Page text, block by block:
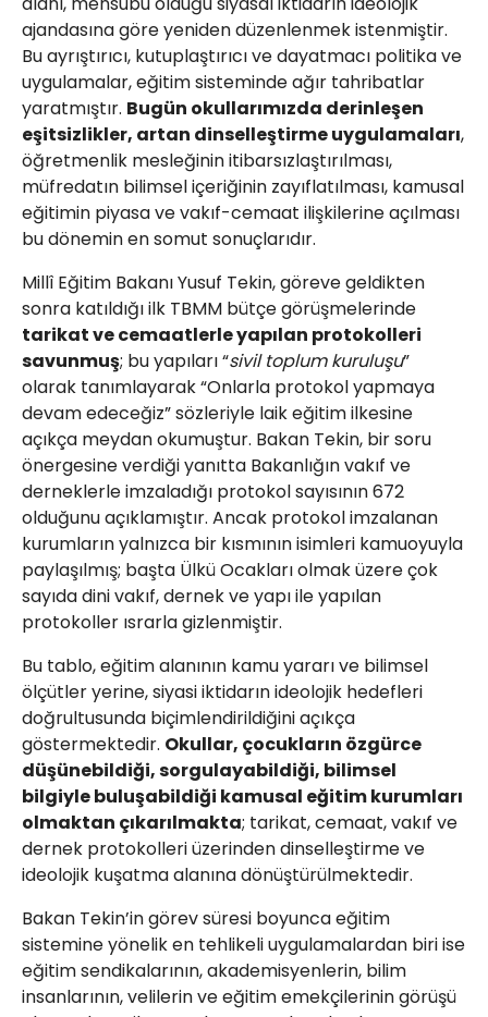
ajandasına göre yeniden düzenlenmek istenmiştir.
Bu ayrıştırıcı, kutuplaştırıcı ve dayatmacı politika ve
uygulamalar, eğitim sisteminde ağır tahribatlar
yaratmıştır. Bugün okullarımızda derinleşen
eşitsizlikler, artan dinselleştirme uygulamaları,
öğretmenlik mesleğinin itibarsızlaştırılması,
müfredatın bilimsel içeriğinin zayıflatılması, kamusal
eğitimin piyasa ve vakıf-cemaat ilişkilerine açılması
bu dönemin en somut sonuçlarıdır.
Millî Eğitim Bakanı Yusuf Tekin, göreve geldikten
sonra katıldığı ilk TBMM bütçe görüşmelerinde
tarikat ve cemaatlerle yapılan protokolleri
savunmuş; bu yapıları “sivil toplum kuruluşu”
olarak tanımlayarak “Onlarla protokol yapmaya
devam edeceğiz” sözleriyle laik eğitim ilkesine
açıkça meydan okumuştur. Bakan Tekin, bir soru
önergesine verdiği yanıtta Bakanlığın vakıf ve
derneklerle imzaladığı protokol sayısının 672
olduğunu açıklamıştır. Ancak protokol imzalanan
kurumların yalnızca bir kısmının isimleri kamuoyuyla
paylaşılmış; başta Ülkü Ocakları olmak üzere çok
sayıda dini vakıf, dernek ve yapı ile yapılan
protokoller ısrarla gizlenmiştir.
Bu tablo, eğitim alanının kamu yararı ve bilimsel
ölçütler yerine, siyasi iktidarın ideolojik hedefleri
doğrultusunda biçimlendirildiğini açıkça
göstermektedir. Okullar, çocukların özgürce
düşünebildiği, sorgulayabildiği, bilimsel
bilgiyle buluşabildiği kamusal eğitim kurumları
olmaktan çıkarılmakta; tarikat, cemaat, vakıf ve
dernek protokolleri üzerinden dinselleştirme ve
ideolojik kuşatma alanına dönüştürülmektedir.
Bakan Tekin’in görev süresi boyunca eğitim
sistemine yönelik en tehlikeli uygulamalardan biri ise
eğitim sendikalarının, akademisyenlerin, bilim
insanlarının, velilerin ve eğitim emekçilerinin görüşü